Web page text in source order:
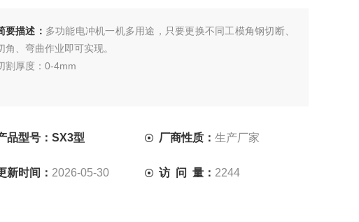
要描述： 多功能电冲机一机多用途，只要更换不同工模角钢切断、
角、弯曲作业即可实现。
割厚度：0-4mm
品型号：SX3型 厂商性质：生产厂家
新时间： 2026-05-30 访 问 量： 2244